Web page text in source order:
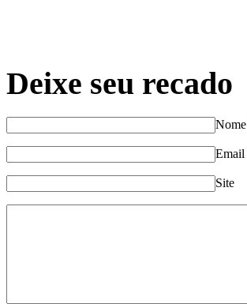
Deixe seu recado
Nome
Email
Site